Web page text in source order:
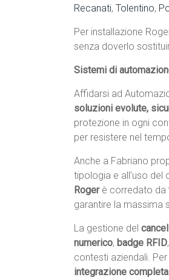
Recanati, Tolentino,
Per installazione
senza doverlo
Sistemi di
Affidarsi ad
soluzioni evolute,
protezione in ogni
per resistere nel
Anche a Fabriano
tipologia e all’uso del
Rogerè corredato da
garantire la massima
La gestione del
numerico, badge RFID,
contesti aziendali.
integrazione